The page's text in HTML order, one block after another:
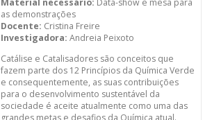
Material necessário: Data-show e mesa para
as demonstrações
Docente: Cristina Freire
Investigadora: Andreia Peixoto
Catálise e Catalisadores são conceitos que
fazem parte dos 12 Princípios da Química Verde
e consequentemente, as suas contribuições
para o desenvolvimento sustentável da
sociedade é aceite atualmente como uma das